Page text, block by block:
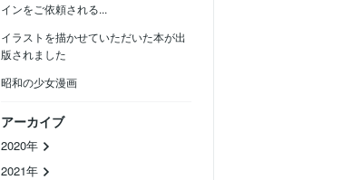
インをご依頼される...
イラストを描かせていただいた本が出
版されました
昭和の少女漫画
アーカイブ
2020年
2021年